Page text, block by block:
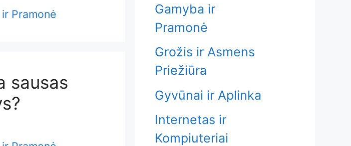
Pramonė
sausas
Gamyba ir
Pramonė
Grožis ir Asmens
Priežiūra
Gyvūnai ir Aplinka
Internetas ir
Kompiuteriai